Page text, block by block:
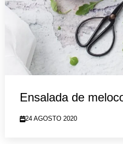
Ensalada de
24 AGOSTO 2020